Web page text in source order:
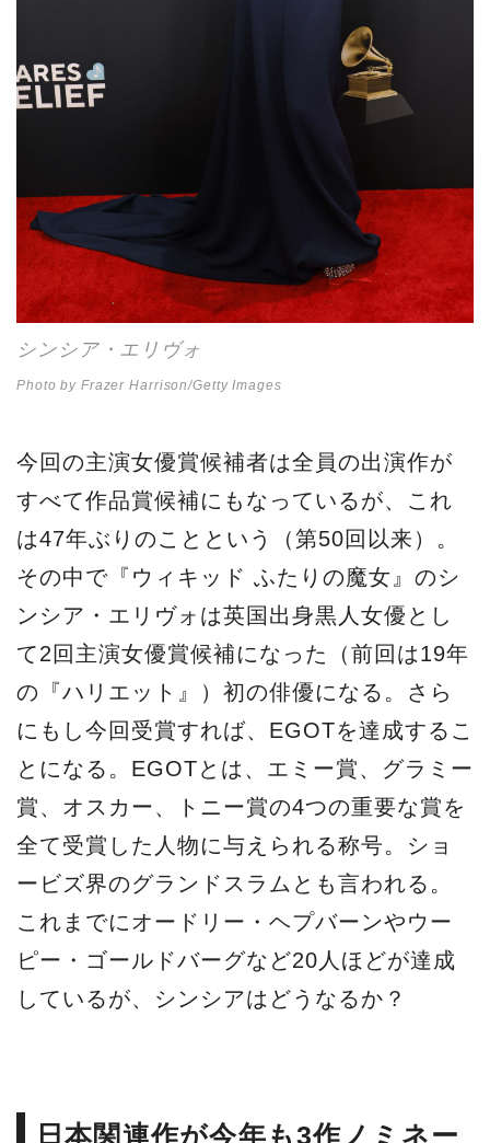
シンシア・エリヴォ
Photo by Frazer Harrison/Getty Images
今回の主演女優賞候補者は全員の出演作が
すべて作品賞候補にもなっているが、これ
は47年ぶりのことという（第50回以来）。
その中で『ウィキッド ふたりの魔女』のシ
ンシア・エリヴォは英国出身黒人女優とし
て2回主演女優賞候補になった（前回は19年
の『ハリエット』）初の俳優になる。さら
にもし今回受賞すれば、EGOTを達成するこ
とになる。EGOTとは、エミー賞、グラミー
賞、オスカー、トニー賞の4つの重要な賞を
全て受賞した人物に与えられる称号。ショ
ービズ界のグランドスラムとも言われる。
これまでにオードリー・ヘプバーンやウー
ピー・ゴールドバーグなど20人ほどが達成
しているが、シンシアはどうなるか？
日本関連作が今年も3作ノミネー